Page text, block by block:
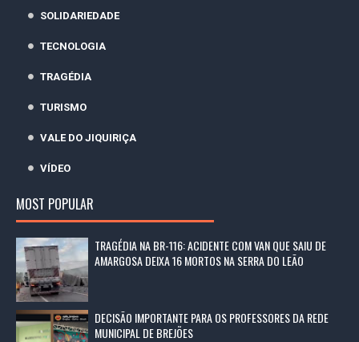
SOLIDARIEDADE
TECNOLOGIA
TRAGÉDIA
TURISMO
VALE DO JIQUIRIÇA
VÍDEO
MOST POPULAR
TRAGÉDIA NA BR-116: ACIDENTE COM VAN QUE SAIU DE
AMARGOSA DEIXA 16 MORTOS NA SERRA DO LEÃO
DECISÃO IMPORTANTE PARA OS PROFESSORES DA REDE
MUNICIPAL DE BREJÕES